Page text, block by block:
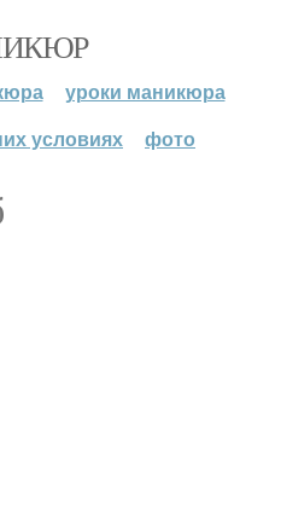
уроки маникюра
условиях
фото